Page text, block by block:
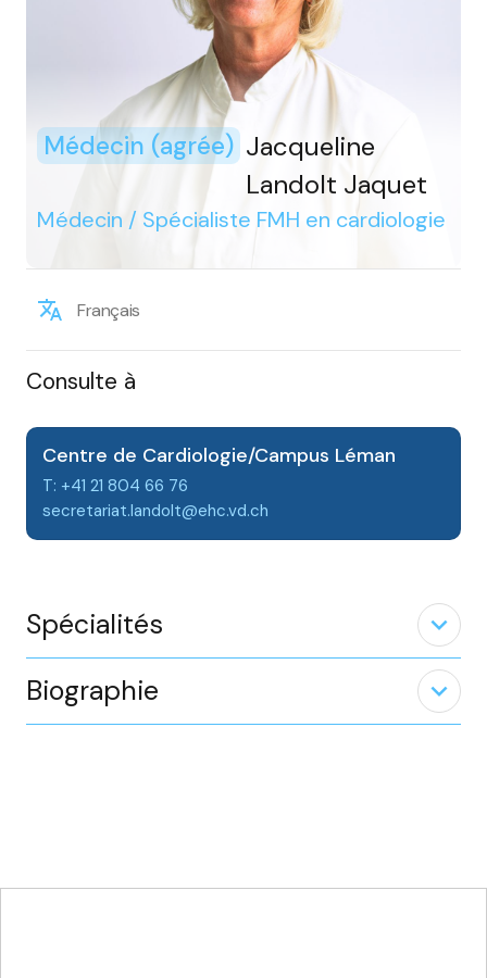
Médecin (agrée) Jacqueline
Landolt Jaquet
Médecin / Spécialiste FMH en cardiologie
Français
Consulte à
Centre de Cardiologie/Campus Léman
T: +41 21 804 66 76
secretariat.landolt@ehc.vd.ch
Spécialités expand_less
Biographie expand_less